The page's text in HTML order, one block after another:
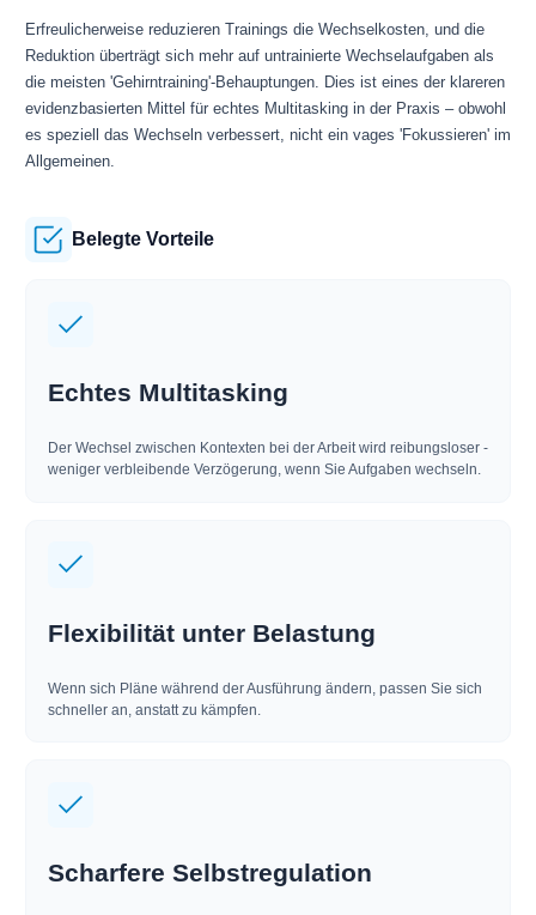
Erfreulicherweise reduzieren Trainings die Wechselkosten, und die
Reduktion überträgt sich mehr auf untrainierte Wechselaufgaben als
die meisten 'Gehirntraining'-Behauptungen. Dies ist eines der klareren
evidenzbasierten Mittel für echtes Multitasking in der Praxis – obwohl
es speziell das Wechseln verbessert, nicht ein vages 'Fokussieren' im
Allgemeinen.
Belegte Vorteile
Echtes Multitasking
Der Wechsel zwischen Kontexten bei der Arbeit wird reibungsloser -
weniger verbleibende Verzögerung, wenn Sie Aufgaben wechseln.
Flexibilität unter Belastung
Wenn sich Pläne während der Ausführung ändern, passen Sie sich
schneller an, anstatt zu kämpfen.
Scharfere Selbstregulation